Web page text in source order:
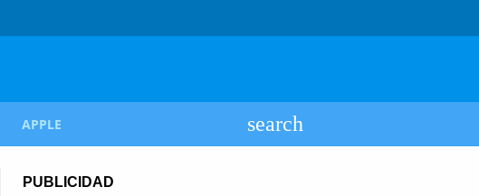
APPLE
PUBLICIDAD